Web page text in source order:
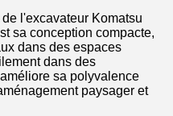
l'excavateur Komatsu
sa conception compacte,
dans des espaces
dans des
sa polyvalence
paysager et